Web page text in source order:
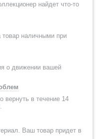
найдет что-то
товар наличными при
о движении вашей
вернуть в течение 14
Ваш товар придет в